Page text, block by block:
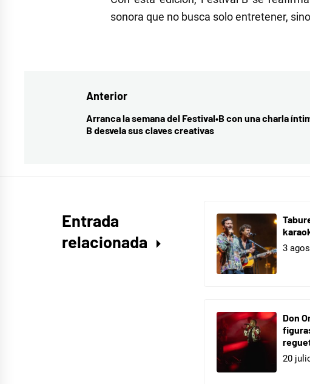
sonora que no busca solo entretener,
Navegación
de
Anterior
Entrada
anterior:
Arranca la semana del Festival•B con una charla
B desvela sus claves creativas
Entrada
relacionada
3
Don
20